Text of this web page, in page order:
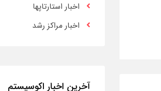
اخبار استارتاپها
اخبار مراکز رشد
آخرین اخبار اکوسیستم